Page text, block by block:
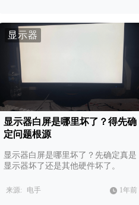
显示器
显示器白屏是哪里坏了？得先确
定问题根源
显示器白屏是哪里坏了？先确定真是
显示器坏了还是其他硬件坏了。
来源: 电手 1年前